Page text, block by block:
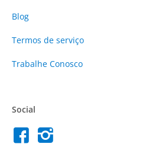
Blog
Termos de serviço
Trabalhe Conosco
Social